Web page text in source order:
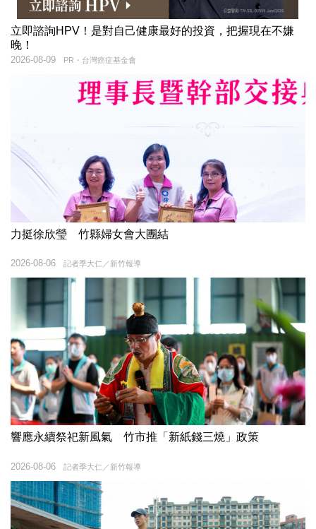
立即諮詢HPV！是對自己健康最好的投資，把握現在不嫌
晚！
PR・台灣癌症基金會
2026-08-09
力挺徐欣瑩 竹縣婦女會大團結
記者季大仁／新竹報導
2026-08-06
響應永續祭祀新風氣 竹市推「新紙錢三燒」政策
記者季大仁／新竹報導
2026-08-06